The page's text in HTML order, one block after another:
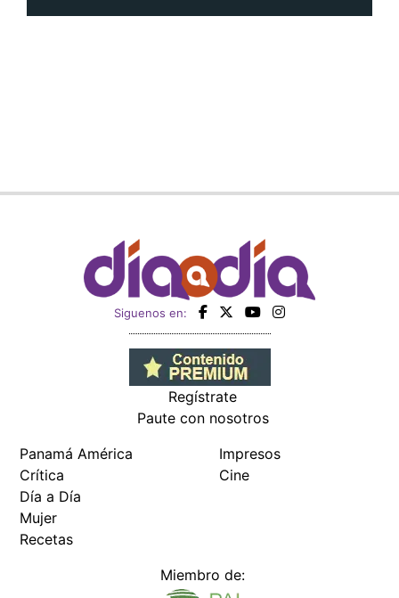
Siguenos en:
Regístrate
Paute con nosotros
Panamá América
Crítica
Día a Día
Mujer
Recetas
Impresos
Cine
Miembro de: